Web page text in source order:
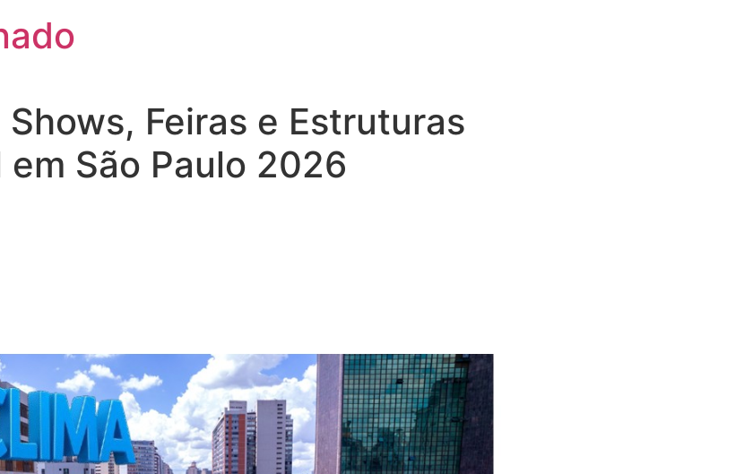
Feiras e Estruturas
São Paulo 2026